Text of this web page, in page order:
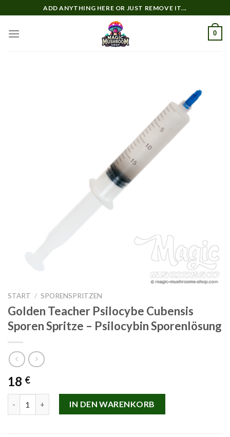
Inhalt
springen
ADD ANYTHING HERE OR JUST REMOVE IT...
0
START / SPORENSPRITZEN
Golden Teacher Psilocybe Cubensis
Sporen Spritze – Psilocybin Sporenlösung
18 €
Golden Teacher Psilocybe Cubensis Sporen Spritze –
IN DEN WARENKORB